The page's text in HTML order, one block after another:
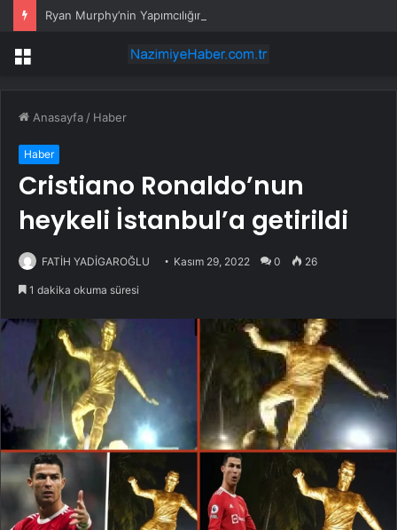
Menü
Anasayfa / Haber
Haber
Cristiano Ronaldo’nun
heykeli İstanbul’a getirildi
FATİH YADİGAROĞLU Kasım 29, 2022 0 26
1 dakika okuma süresi